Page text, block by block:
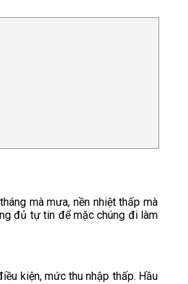
mà mưa, nền nhiệt thấp mà
đủ tự tin để mặc chúng đi làm
kiện, mức thu nhập thấp. Hầu